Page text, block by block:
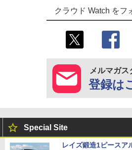
クラウド Watch をフ
メルマガス
登録は
Special Site
レイズ鍛造1ピースア